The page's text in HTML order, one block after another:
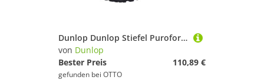
Dunlop Dunlop Stiefel Purofort+ Rugged S5 Arbeitsschuh
von Dunlop
Bester Preis
110,89 €
gefunden bei OTTO